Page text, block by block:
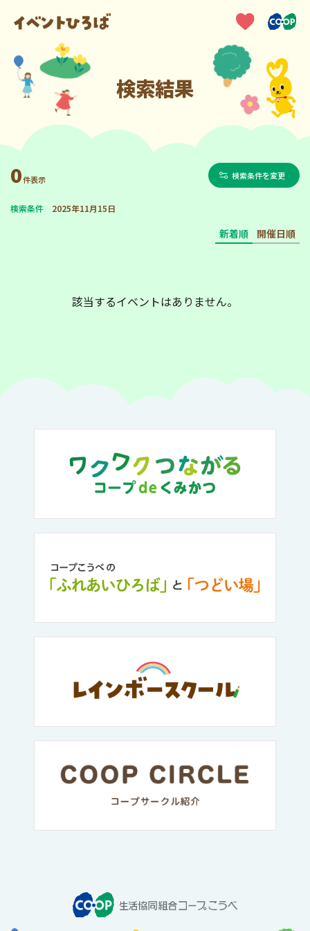
検索結果
0件表示 検索条件を変更
検索条件 2025年11月15日
新着順 開催日順
該当するイベントはありません。